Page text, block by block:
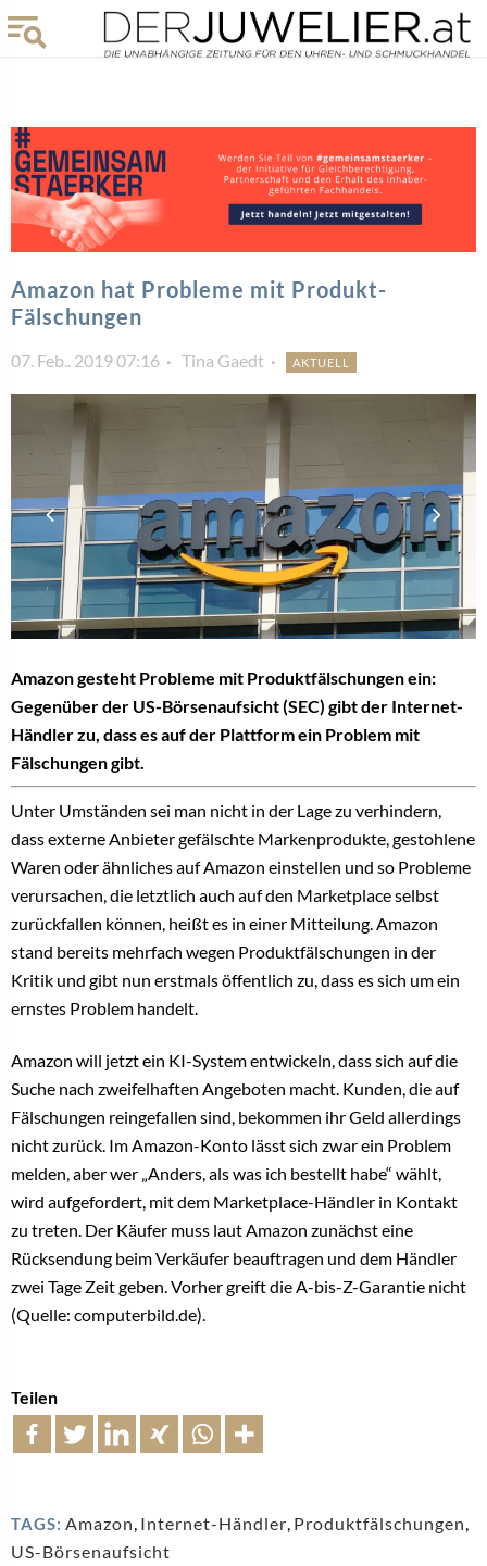
Amazon hat Probleme mit Produkt-
Fälschungen
07. Feb.. 2019 07:16 Tina Gaedt AKTUELL
Amazon gesteht Probleme mit Produktfälschungen ein:
Gegenüber der US-Börsenaufsicht (SEC) gibt der Internet-
Händler zu, dass es auf der Plattform ein Problem mit
Fälschungen gibt.
Unter Umständen sei man nicht in der Lage zu verhindern,
dass externe Anbieter gefälschte Markenprodukte, gestohlene
Waren oder ähnliches auf Amazon einstellen und so Probleme
verursachen, die letztlich auch auf den Marketplace selbst
zurückfallen können, heißt es in einer Mitteilung. Amazon
stand bereits mehrfach wegen Produktfälschungen in der
Kritik und gibt nun erstmals öffentlich zu, dass es sich um ein
ernstes Problem handelt.
Amazon will jetzt ein KI-System entwickeln, dass sich auf die
Suche nach zweifelhaften Angeboten macht. Kunden, die auf
Fälschungen reingefallen sind, bekommen ihr Geld allerdings
nicht zurück. Im Amazon-Konto lässt sich zwar ein Problem
melden, aber wer „Anders, als was ich bestellt habe“ wählt,
wird aufgefordert, mit dem Marketplace-Händler in Kontakt
zu treten. Der Käufer muss laut Amazon zunächst eine
Rücksendung beim Verkäufer beauftragen und dem Händler
zwei Tage Zeit geben. Vorher greift die A-bis-Z-Garantie nicht
(Quelle: computerbild.de).
Teilen
TAGS: Amazon, Internet-Händler, Produktfälschungen,
US-Börsenaufsicht